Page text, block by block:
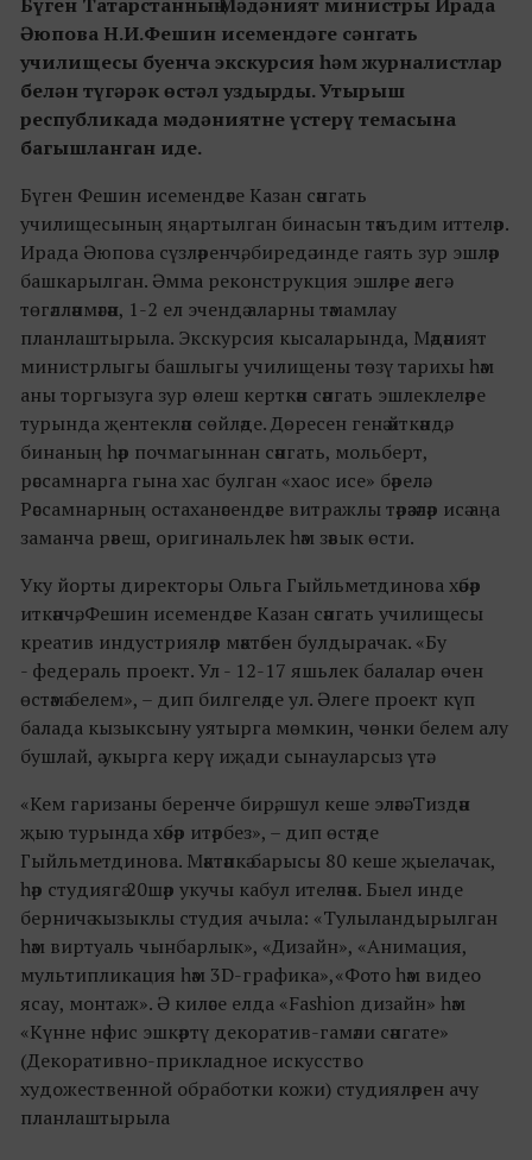
Әюпова Н.И.Фешин исемендәге сәнгать
училищесы буенча экскурсия һәм журналистлар
белән түгәрәк өстәл уздырды. Утырыш
республикада мәдәниятне үстерү темасына
багышланган иде.
Бүген Фешин исемендәге Казан сәнгать
училищесының яңартылган бинасын тәкъдим иттеләр.
Ирада Әюпова сүзләренчә, биредә инде гаять зур эшләр
башкарылган. Әмма реконструкция эшләре әлегә
төгәлләнмәгән, 1-2 ел эчендә аларны тәмамлау
планлаштырыла. Экскурсия кысаларында, Мәдәният
министрлыгы башлыгы училищены төзү тарихы һәм
аны торгызуга зур өлеш керткән сәнгать эшлеклеләре
турында җентекләп сөйләде. Дөресен генә әйткәндә,
бинаның һәр почмагыннан сәнгать, мольберт,
рәссамнарга гына хас булган «хаос исе» бәрелә.
Рәссамнарның остаханәсендәге витражлы тәрәзәләр исә аңа
заманча рәвеш, оригинальлек һәм зәвык өсти.
Уку йорты директоры Ольга Гыйльметдинова хәбәр
иткәнчә, Фешин исемендәге Казан сәнгать училищесы
креатив индустрияләр мәктәбен булдырачак. «Бу
- федераль проект. Ул - 12-17 яшьлек балалар өчен
өстәмә белем», – дип билгеләде ул. Әлеге проект күп
балада кызыксыну уятырга мөмкин, чөнки белем алу
бушлай, ә укырга керү иҗади сынауларсыз үтә.
«Кем гаризаны беренче бирә, шул кеше эләгә. Тиздән
җыю турында хәбәр итәрбез», – дип өстәде
Гыйльметдинова. Мәктәпкә барысы 80 кеше җыелачак,
һәр студиягә 20шәр укучы кабул ителәчәк. Быел инде
берничә кызыклы студия ачыла: «Тулыландырылган
һәм виртуаль чынбарлык», «Дизайн», «Анимация,
мультипликация һәм 3D-графика»,«Фото һәм видео
ясау, монтаж». Ә киләсе елда «Fashion дизайн» һәм
«Күнне нәфис эшкәртү декоратив-гамәли сәнгате»
(Декоративно-прикладное искусство
художественной обработки кожи) студияләрен ачу
планлаштырыла